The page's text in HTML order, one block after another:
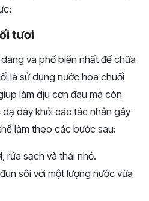
tươi
và phổ biến nhất để chữa
là sử dụng nước hoa chuối
làm dịu cơn đau mà còn
dày khỏi các tác nhân gây
làm theo các bước sau:
rửa sạch và thái nhỏ.
sôi với một lượng nước vừa